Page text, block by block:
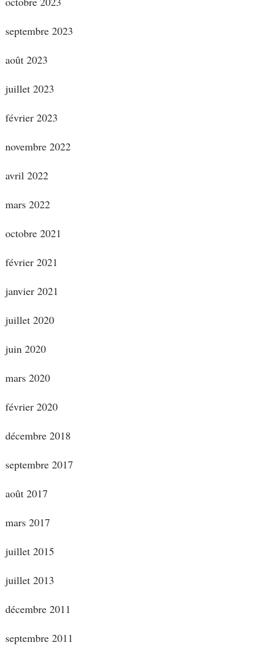
septembre 2023
août 2023
juillet 2023
février 2023
novembre 2022
avril 2022
mars 2022
octobre 2021
février 2021
janvier 2021
juillet 2020
juin 2020
mars 2020
février 2020
décembre 2018
septembre 2017
août 2017
mars 2017
juillet 2015
juillet 2013
décembre 2011
septembre 2011